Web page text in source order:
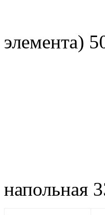
элемента)
напольная